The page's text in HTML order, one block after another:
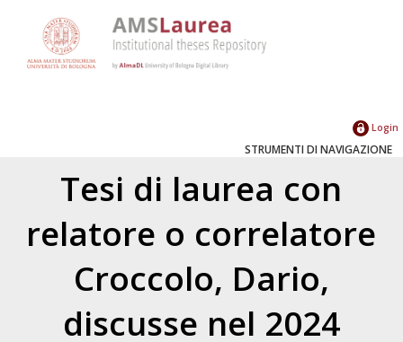
Login
STRUMENTI DI NAVIGAZIONE
Tesi di laurea con
relatore o correlatore
Croccolo, Dario,
discusse nel 2024